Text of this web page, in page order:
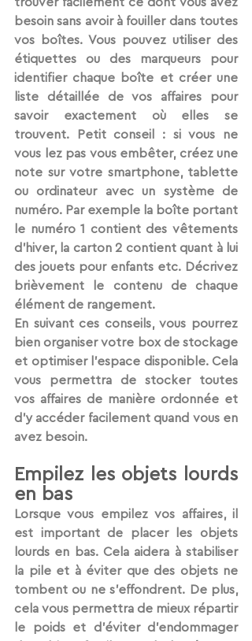
trouver facilement ce dont vous avez
besoin sans avoir à fouiller dans toutes
vos boîtes. Vous pouvez utiliser des
étiquettes ou des marqueurs pour
identifier chaque boîte et créer une
liste détaillée de vos affaires pour
savoir exactement où elles se
trouvent. Petit conseil : si vous ne
vous lez pas vous embêter, créez une
note sur votre smartphone, tablette
ou ordinateur avec un système de
numéro. Par exemple la boîte portant
le numéro 1 contient des vêtements
d’hiver, la carton 2 contient quant à lui
des jouets pour enfants etc. Décrivez
brièvement le contenu de chaque
élément de rangement.
En suivant ces conseils, vous pourrez
bien organiser votre box de stockage
et optimiser l'espace disponible. Cela
vous permettra de stocker toutes
vos affaires de manière ordonnée et
d'y accéder facilement quand vous en
avez besoin.
Empilez les objets lourds
en bas
Lorsque vous empilez vos affaires, il
est important de placer les objets
lourds en bas. Cela aidera à stabiliser
la pile et à éviter que des objets ne
tombent ou ne s'effondrent. De plus,
cela vous permettra de mieux répartir
le poids et d'éviter d'endommager